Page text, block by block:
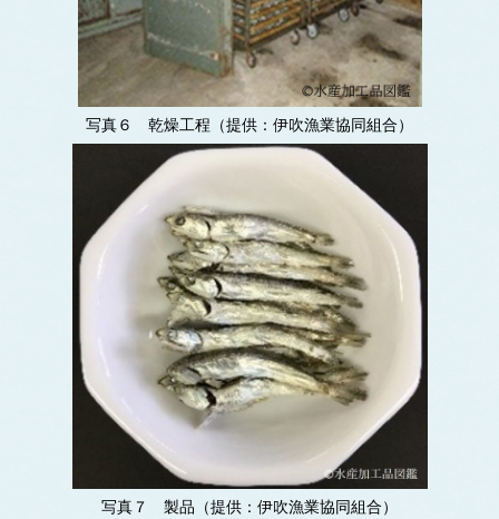
写真６ 乾燥工程（提供：伊吹漁業協同組合）
写真７ 製品（提供：伊吹漁業協同組合）